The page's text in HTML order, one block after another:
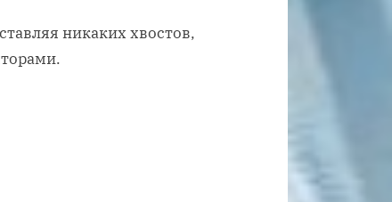
никаких хвостов,